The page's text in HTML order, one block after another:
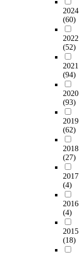
2024
(60)
2022
(52)
2021
(94)
2020
(93)
2019
(62)
2018
(27)
2017
(4)
2016
(4)
2015
(18)